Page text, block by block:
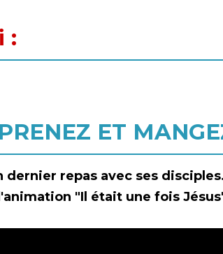
:
ET
dernier repas avec ses
"Il était une fois